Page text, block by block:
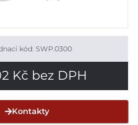
kód: SWP.0300
Kč bez DPH
Kontakty